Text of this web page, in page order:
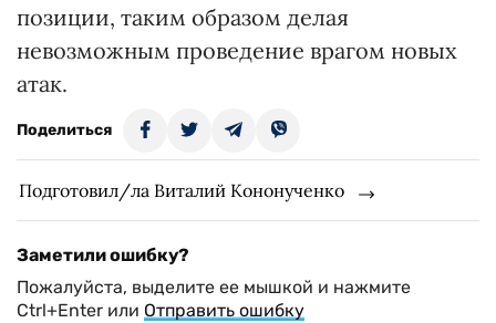
позиции, таким образом делая
невозможным проведение врагом новых
атак.
Поделиться
Подготовил/ла Виталий Кононученко
Заметили ошибку?
Пожалуйста, выделите ее мышкой и нажмите
Ctrl+Enter или Отправить ошибку